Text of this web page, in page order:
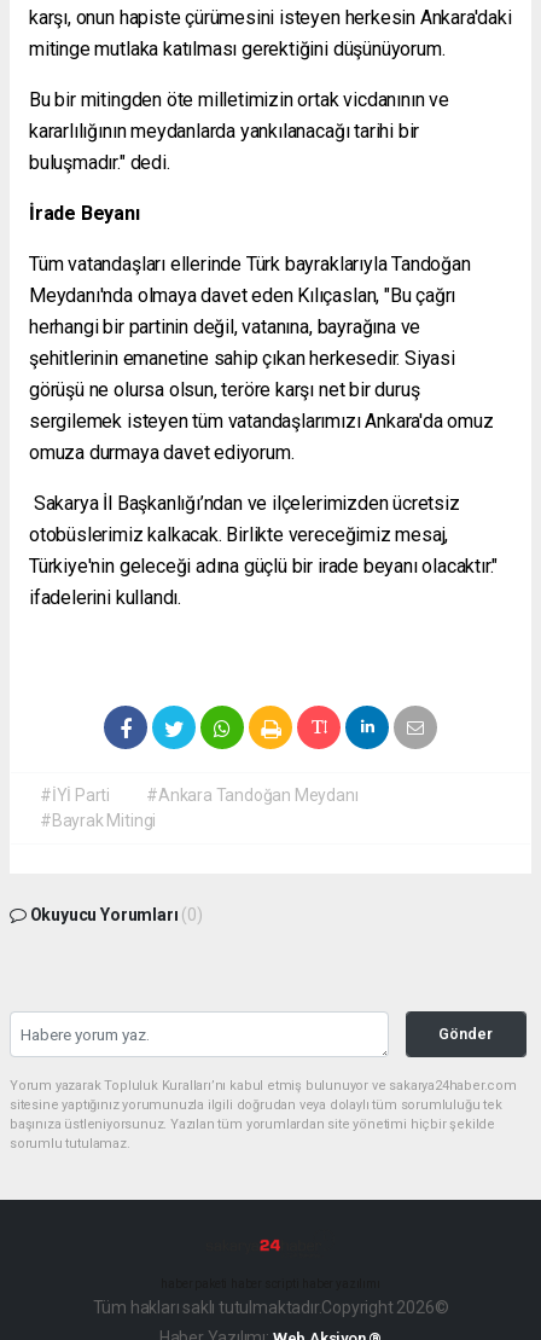
karşı, onun hapiste çürümesini isteyen herkesin Ankara'daki
mitinge mutlaka katılması gerektiğini düşünüyorum.
Bu bir mitingden öte milletimizin ortak vicdanının ve
kararlılığının meydanlarda yankılanacağı tarihi bir
buluşmadır." dedi.
İrade Beyanı
Tüm vatandaşları ellerinde Türk bayraklarıyla Tandoğan
Meydanı'nda olmaya davet eden Kılıçaslan, "Bu çağrı
herhangi bir partinin değil, vatanına, bayrağına ve
şehitlerinin emanetine sahip çıkan herkesedir. Siyasi
görüşü ne olursa olsun, teröre karşı net bir duruş
sergilemek isteyen tüm vatandaşlarımızı Ankara'da omuz
omuza durmaya davet ediyorum.
Sakarya İl Başkanlığı’ndan ve ilçelerimizden ücretsiz
otobüslerimiz kalkacak. Birlikte vereceğimiz mesaj,
Türkiye'nin geleceği adına güçlü bir irade beyanı olacaktır."
ifadelerini kullandı.
#İYİ Parti
#Ankara Tandoğan Meydanı
#Bayrak Mitingi
Okuyucu Yorumları (0)
Gönder
Yorum yazarak Topluluk Kuralları’nı kabul etmiş bulunuyor ve sakarya24haber.com
sitesine yaptığınız yorumunuzla ilgili doğrudan veya dolaylı tüm sorumluluğu tek
başınıza üstleniyorsunuz. Yazılan tüm yorumlardan site yönetimi hiçbir şekilde
sorumlu tutulamaz.
Tüm hakları saklı tutulmaktadır.Copyright 2026©